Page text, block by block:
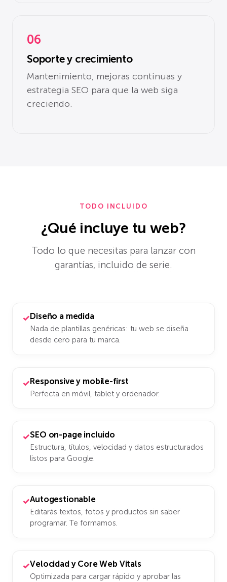
06
Soporte y crecimiento
Mantenimiento, mejoras continuas y
estrategia SEO para que la web siga
creciendo.
TODO INCLUIDO
¿Qué incluye tu web?
Todo lo que necesitas para lanzar con
garantías, incluido de serie.
✓ Diseño a medida
Nada de plantillas genéricas: tu web se diseña
desde cero para tu marca.
✓Responsive y mobile-first
Perfecta en móvil, tablet y ordenador.
✓SEO on-page incluido
Estructura, títulos, velocidad y datos estructurados
listos para Google.
✓Autogestionable
Editarás textos, fotos y productos sin saber
programar. Te formamos.
✓Velocidad y Core Web Vitals
Optimizada para cargar rápido y aprobar las